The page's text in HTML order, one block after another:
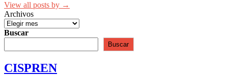
View all posts by →
Archivos
Buscar
Buscar
CISPREN